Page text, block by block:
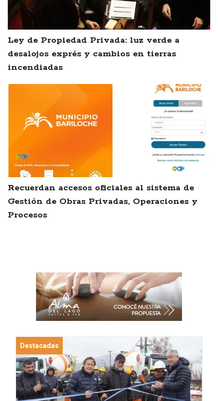
Ley de Propiedad Privada: luz verde a
desalojos exprés y cambios en tierras
incendiadas
Recuerdan accesos oficiales al sistema de
Gestión de Obras Privadas, Operaciones y
Procesos
Destacadas